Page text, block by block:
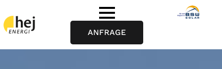
ANFRAGE